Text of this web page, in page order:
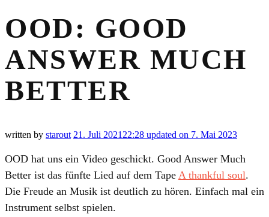
OOD: GOOD
ANSWER MUCH
BETTER
written by starout 21. Juli 2021 22:28 updated on 7. Mai 2023
OOD hat uns ein Video geschickt. Good Answer Much
Better ist das fünfte Lied auf dem Tape A thankful soul.
Die Freude an Musik ist deutlich zu hören. Einfach mal ein
Instrument selbst spielen.